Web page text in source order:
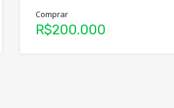
Comprar
R$200.000